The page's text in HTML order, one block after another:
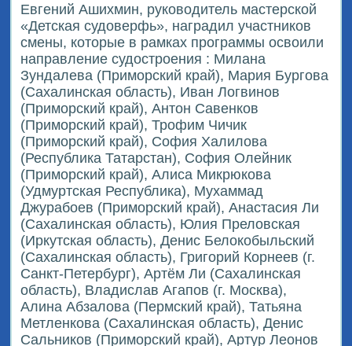
Евгений Ашихмин, руководитель мастерской
«Детская судоверфь», наградил участников
смены, которые в рамках программы освоили
направление судостроения : Милана
Зундалева (Приморский край), Мария Бургова
(Сахалинская область), Иван Логвинов
(Приморский край), Антон Савенков
(Приморский край), Трофим Чичик
(Приморский край), София Халилова
(Республика Татарстан), София Олейник
(Приморский край), Алиса Микрюкова
(Удмуртская Республика), Мухаммад
Джурабоев (Приморский край), Анастасия Ли
(Сахалинская область), Юлия Преловская
(Иркутская область), Денис Белокобыльский
(Сахалинская область), Григорий Корнеев (г.
Санкт-Петербург), Артём Ли (Сахалинская
область), Владислав Агапов (г. Москва),
Алина Абзалова (Пермский край), Татьяна
Метленкова (Сахалинская область), Денис
Сальников (Приморский край), Артур Леонов